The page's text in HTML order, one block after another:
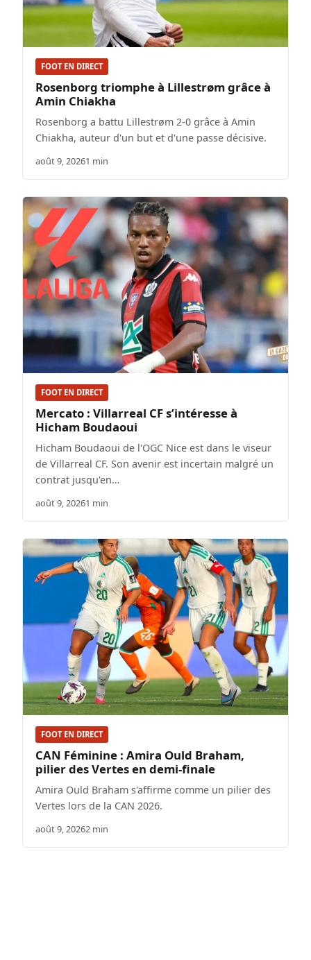
FOOT EN DIRECT
Rosenborg triomphe à Lillestrøm grâce à
Amin Chiakha
Rosenborg a battu Lillestrøm 2-0 grâce à Amin
Chiakha, auteur d'un but et d'une passe décisive.
août 9, 20261 min
FOOT EN DIRECT
Mercato : Villarreal CF s’intéresse à
Hicham Boudaoui
Hicham Boudaoui de l'OGC Nice est dans le viseur
de Villarreal CF. Son avenir est incertain malgré un
contrat jusqu'en…
août 9, 20261 min
FOOT EN DIRECT
CAN Féminine : Amira Ould Braham,
pilier des Vertes en demi-finale
Amira Ould Braham s'affirme comme un pilier des
Vertes lors de la CAN 2026.
août 9, 20262 min